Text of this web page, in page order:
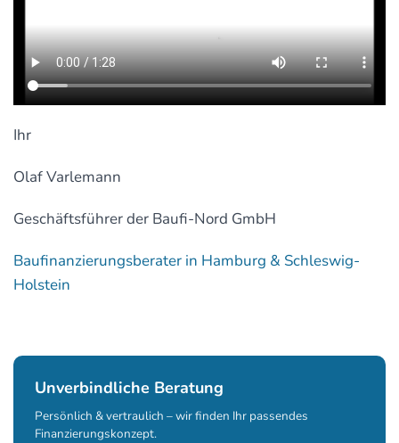
Ihr
Olaf Varlemann
Geschäftsführer der Baufi-Nord GmbH
Baufinanzierungsberater in Hamburg & Schleswig-
Holstein
Unverbindliche Beratung
Persönlich & vertraulich – wir finden Ihr passendes
Finanzierungskonzept.